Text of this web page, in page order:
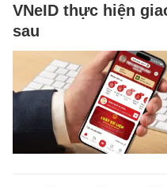
VNeID thực hiện
sau